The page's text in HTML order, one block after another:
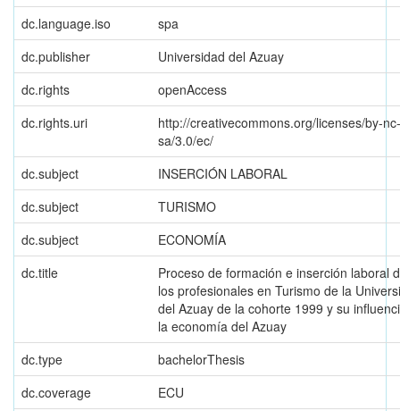
dc.language.iso
spa
dc.publisher
Universidad del Azuay
dc.rights
openAccess
dc.rights.uri
http://creativecommons.org/licenses/by-nc-
sa/3.0/ec/
dc.subject
INSERCIÓN LABORAL
dc.subject
TURISMO
dc.subject
ECONOMÍA
dc.title
Proceso de formación e inserción laboral
los profesionales en Turismo de la
del Azuay de la cohorte 1999 y su
la economía del Azuay
dc.type
bachelorThesis
dc.coverage
ECU